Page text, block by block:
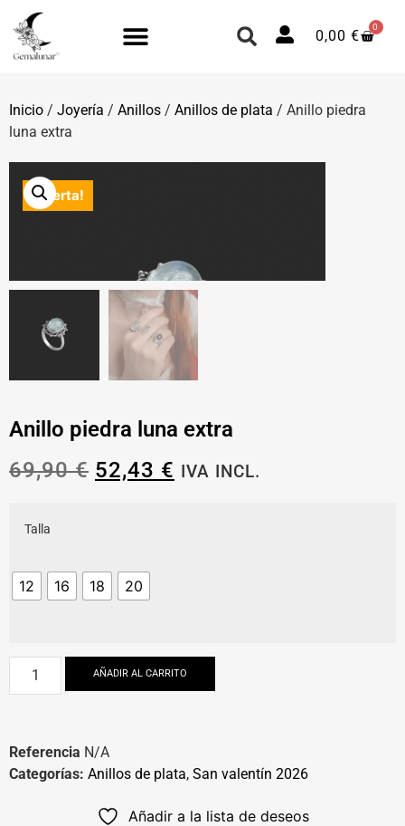
0,00 €
0
Inicio / Joyería / Anillos / Anillos de plata / Anillo piedra
luna extra
¡Oferta!
Anillo piedra luna extra
69,90€ 52,43 € IVA INCL.
Talla
12 16 18 20
AÑADIR AL CARRITO
Referencia N/A
Categorías: Anillos de plata, San valentín 2026
Añadir a la lista de deseos